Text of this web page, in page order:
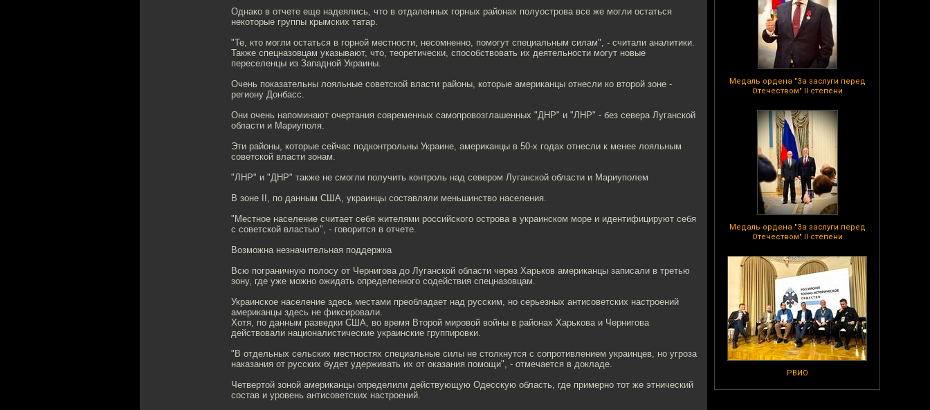
Медаль ордена "За заслуги перед
Отечеством" II степени
Медаль ордена "За заслуги перед
Отечеством" II степени
РВИО
Однако в отчете еще надеялись, что в отдаленных горных районах полуострова все же могли остаться
некоторые группы крымских татар.
"Те, кто могли остаться в горной местности, несомненно, помогут специальным силам", - считали аналитики.
Также спецназовцам указывают, что, теоретически, способствовать их деятельности могут новые
переселенцы из Западной Украины.
Очень показательны лояльные советской власти районы, которые американцы отнесли ко второй зоне -
региону Донбасс.
Они очень напоминают очертания современных самопровозглашенных "ДНР" и "ЛНР" - без севера Луганской
области и Мариуполя.
Эти районы, которые сейчас подконтрольны Украине, американцы в 50-х годах отнесли к менее лояльным
советской власти зонам.
"ЛНР" и "ДНР" также не смогли получить контроль над севером Луганской области и Мариуполем
В зоне II, по данным США, украинцы составляли меньшинство населения.
"Местное население считает себя жителями российского острова в украинском море и идентифицируют себя
с советской властью", - говорится в отчете.
Возможна незначительная поддержка
Всю пограничную полосу от Чернигова до Луганской области через Харьков американцы записали в третью
зону, где уже можно ожидать определенного содействия спецназовцам.
Украинское население здесь местами преобладает над русским, но серьезных антисоветских настроений
американцы здесь не фиксировали.
Хотя, по данным разведки США, во время Второй мировой войны в районах Харькова и Чернигова
действовали националистические украинские группировки.
"В отдельных сельских местностях специальные силы не столкнутся с сопротивлением украинцев, но угроза
наказания от русских будет удерживать их от оказания помощи", - отмечается в докладе.
Четвертой зоной американцы определили действующую Одесскую область, где примерно тот же этнический
состав и уровень антисоветских настроений.